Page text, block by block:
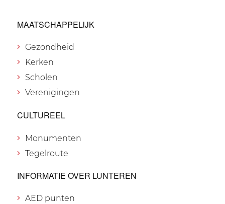
MAATSCHAPPELIJK
Gezondheid
Kerken
Scholen
Verenigingen
CULTUREEL
Monumenten
Tegelroute
INFORMATIE OVER LUNTEREN
AED punten